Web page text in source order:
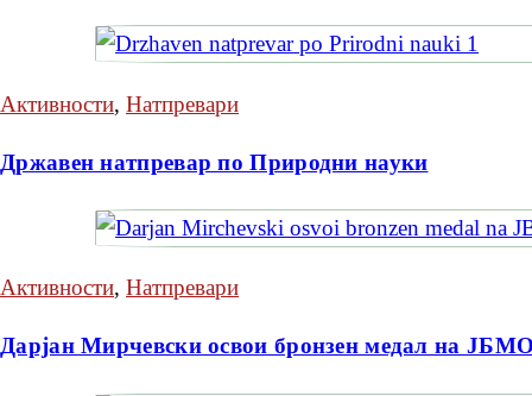
Активности, Натпревари
Државен натпревар по Природни науки
Активности, Натпревари
Дарјан Мирчевски освои бронзен медал на